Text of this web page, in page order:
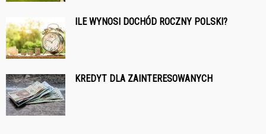
ILE WYNOSI DOCHÓD ROCZNY POLSKI?
KREDYT DLA ZAINTERESOWANYCH